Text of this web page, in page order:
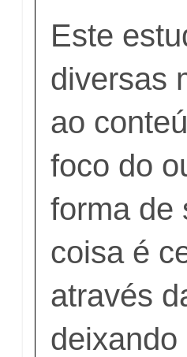
Este
diversas
ao
foco do
forma de
coisa é
através